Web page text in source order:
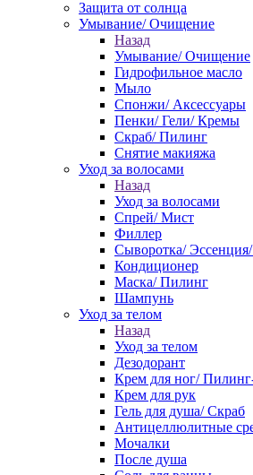
Защита от солнца
Умывание/ Очищение
Назад
Умывание/ Очищение
Гидрофильное масло
Мыло
Спонжи/ Аксессуары
Пенки/ Гели/ Кремы
Скраб/ Пилинг
Снятие макияжа
Уход за волосами
Назад
Уход за волосами
Спрей/ Мист
Филлер
Сыворотка/
Кондиционер
Маска/ Пилинг
Шампунь
Уход за телом
Назад
Уход за телом
Дезодорант
Крем для ног/
Крем для рук
Гель для душа/ Скраб
Антицеллюлитные
Мочалки
После душа